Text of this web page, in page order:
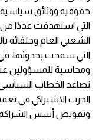
حقوقية ووثائق
التي استهدفت عددًا من
الشعبي العام وحلفائه
التي سمحت بحدوثها،
ومحاسبة للمسؤولين
تصاعد الخطاب السياسي
الحزب الاشتراكي في
وتقويض أسس الشراكة